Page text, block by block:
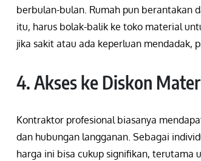
berbulan-bulan. Rumah pun berantakan
itu, harus bolak-balik ke toko material
jika sakit atau ada keperluan mendadak,
4. Akses ke Diskon
Kontraktor profesional biasanya
dan hubungan langganan. Sebagai
harga ini bisa cukup signifikan, terutama